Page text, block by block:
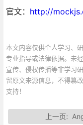
官文： http://
本文内容仅供个人学习、
专业指导或法律依据。未
宣传、侵权传播等非学习
留原文来源信息，不得篡
支持！
上一页: